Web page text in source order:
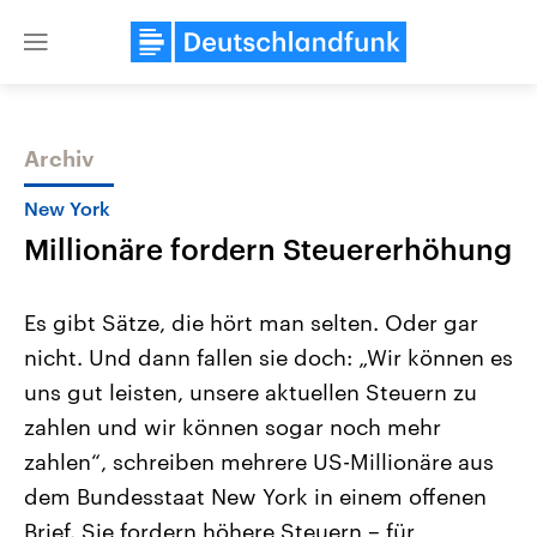
Close
Themen
Landtagswahl Sachsen-Anhalt
2026
Alle Informationen
Sachsen-Anhalt wählt am 6.
September 2026 einen neuen
Bundesland von einer Koalition aus
Aktuelle Beiträge,
Hintergründe
Wirtschaftlich und
gehören die Vereinigten
mit großem Einfluss auf
Archiv
New York
Millionäre fordern Steuererhöhung
Es gibt Sätze, die hört man selten. Oder gar
nicht. Und dann fallen sie doch: „Wir können es
uns gut leisten, unsere aktuellen Steuern zu
zahlen und wir können sogar noch mehr
zahlen“, schreiben mehrere US-Millionäre aus
dem Bundesstaat New York in einem offenen
Brief. Sie fordern höhere Steuern – für